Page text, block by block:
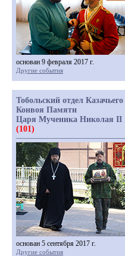
основан 9 февраля 2017 г.
Другие события
Тобольский отдел Казачьего
Конвоя Памяти
Царя Мученика Николая II
(101)
основан 5 сентября 2017 г.
Другие события